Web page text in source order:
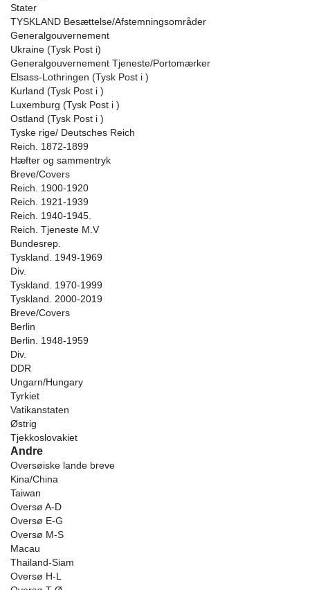
Stater
TYSKLAND Besættelse/Afstemningsområder
Generalgouvernement
Ukraine (Tysk Post i)
Generalgouvernement Tjeneste/Portomærker
Elsass-Lothringen (Tysk Post i )
Kurland (Tysk Post i )
Luxemburg (Tysk Post i )
Ostland (Tysk Post i )
Tyske rige/ Deutsches Reich
Reich. 1872-1899
Hæfter og sammentryk
Breve/Covers
Reich. 1900-1920
Reich. 1921-1939
Reich. 1940-1945.
Reich. Tjeneste M.V
Bundesrep.
Tyskland. 1949-1969
Div.
Tyskland. 1970-1999
Tyskland. 2000-2019
Breve/Covers
Berlin
Berlin. 1948-1959
Div.
DDR
Ungarn/Hungary
Tyrkiet
Vatikanstaten
Østrig
Tjekkoslovakiet
Andre
Oversøiske lande breve
Kina/China
Taiwan
Oversø A-D
Oversø E-G
Oversø M-S
Macau
Thailand-Siam
Oversø H-L